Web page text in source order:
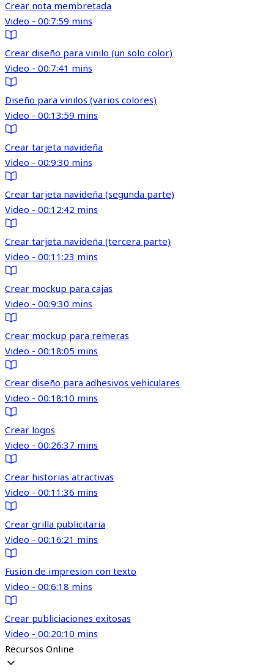
Crear nota membretada
Video - 00:7:59 mins
Crear diseño para vinilo (un solo color)
Video - 00:7:41 mins
Diseño para vinilos (varios colores)
Video - 00:13:59 mins
Crear tarjeta navideña
Video - 00:9:30 mins
Crear tarjeta navideña (segunda parte)
Video - 00:12:42 mins
Crear tarjeta navideña (tercera parte)
Video - 00:11:23 mins
Crear mockup para cajas
Video - 00:9:30 mins
Crear mockup para remeras
Video - 00:18:05 mins
Crear diseño para adhesivos vehiculares
Video - 00:18:10 mins
Crear logos
Video - 00:26:37 mins
Crear historias atractivas
Video - 00:11:36 mins
Crear grilla publicitaria
Video - 00:16:21 mins
Fusion de impresion con texto
Video - 00:6:18 mins
Crear publiciaciones exitosas
Video - 00:20:10 mins
Recursos Online